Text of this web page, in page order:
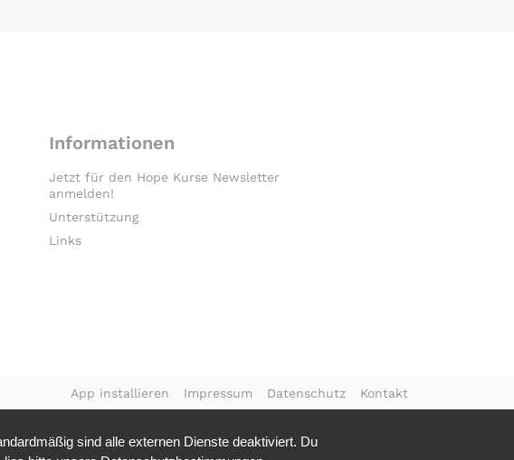
Informationen
Jetzt für den Hope Kurse Newsletter
anmelden!
Unterstützung
Links
App installieren Impressum Datenschutz Kontakt
sind alle externen Dienste deaktiviert. Du